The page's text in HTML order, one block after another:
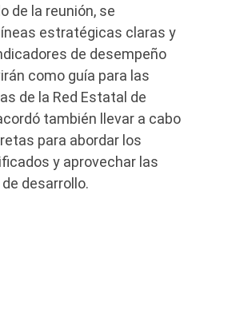
de la reunión, se
estratégicas claras y
de desempeño
como guía para las
de la Red Estatal de
también llevar a cabo
para abordar los
y aprovechar las
desarrollo.